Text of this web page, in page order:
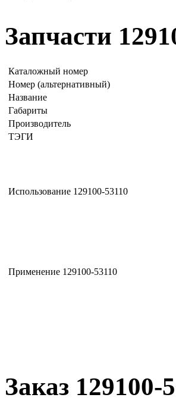
Запчасти
Каталожный номер
Номер (альтернативный)
Название
Габариты
Производитель
ТЭГИ
Использование 129100-53110
Применение 129100-53110
Заказ 129100-